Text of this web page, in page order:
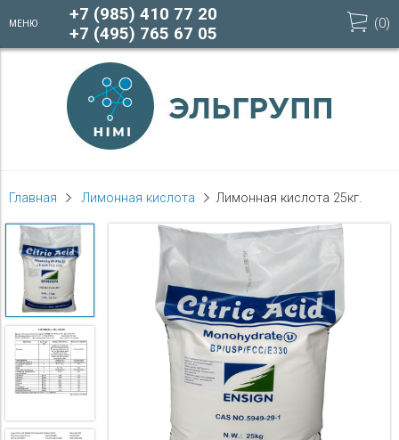
МЕНЮ
+7 (985) 410 77 20
+7 (495) 765 67 05
(0)
Главная Лимонная кислота Лимонная кислота 25кг.